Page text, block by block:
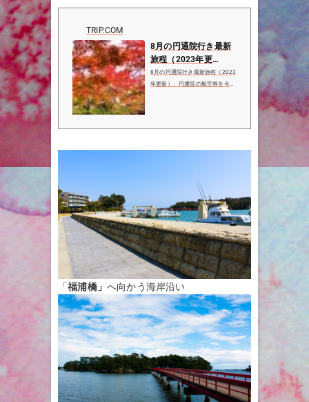
TRIP.COM
8月の円通院行き最新
旅程（2023年更
新）、円通院のレビュ
ー、円通院の住所と営
8月の円通院行き最新旅程（2023
年更新）、円通院の航空券を今す
レストラン
「福浦橋」へ向かう海岸沿い